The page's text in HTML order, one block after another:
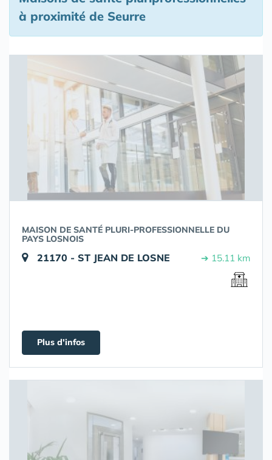
à proximité de Seurre
MAISON DE SANTÉ PLURI-PROFESSIONNELLE DU
PAYS LOSNOIS
21170 - ST JEAN DE LOSNE ➔ 15.11 km
Plus d'infos